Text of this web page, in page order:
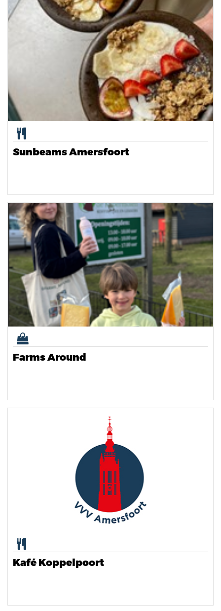
Sunbeams Amersfoort
Farms Around
Kafé Koppelpoort